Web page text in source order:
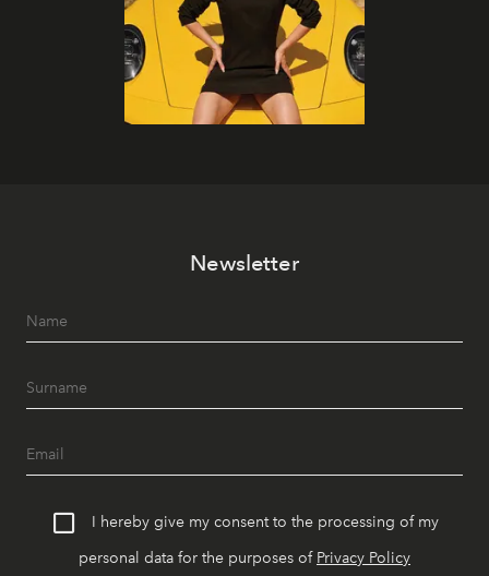
Newsletter
I hereby give my consent to the processing of my
personal data for the purposes of Privacy Policy